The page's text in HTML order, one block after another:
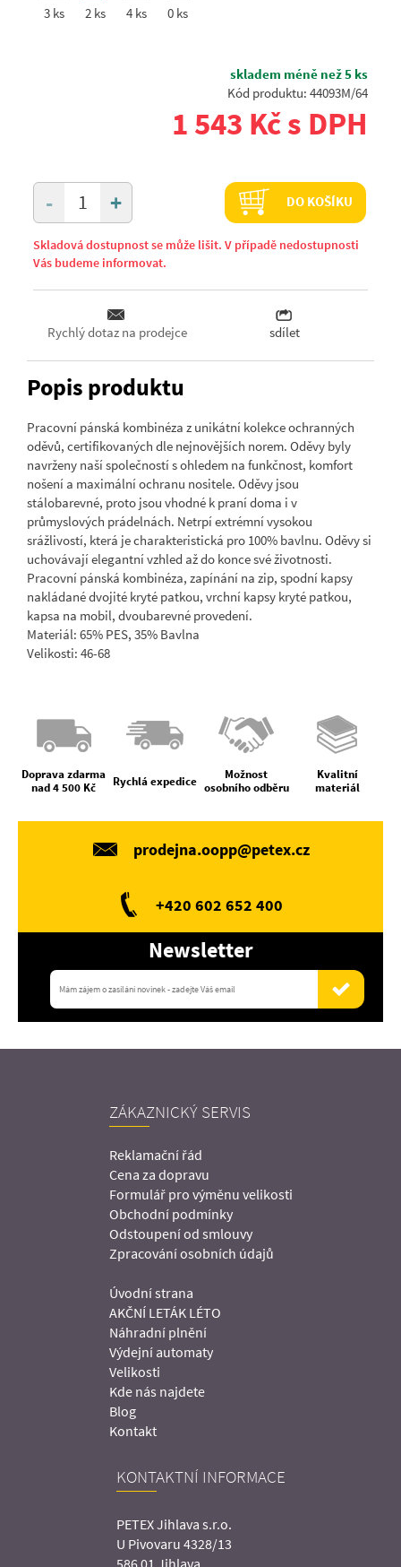
3 ks
2 ks
4 ks
0 ks
skladem méně než 5 ks
Kód produktu: 44093M/64
1 543 Kč s DPH
+
- DO KOŠÍKU
Skladová dostupnost se může lišit. V případě nedostupnosti
Vás budeme informovat.
Rychlý dotaz na prodejce sdílet
Popis produktu
Pracovní pánská kombinéza z unikátní kolekce ochranných
oděvů, certifikovaných dle nejnovějších norem. Oděvy byly
navrženy naší společností s ohledem na funkčnost, komfort
nošení a maximální ochranu nositele. Oděvy jsou
stálobarevné, proto jsou vhodné k praní doma i v
průmyslových prádelnách. Netrpí extrémní vysokou
srážlivostí, která je charakteristická pro 100% bavlnu. Oděvy si
uchovávají elegantní vzhled až do konce své životnosti.
Pracovní pánská kombinéza, zapínání na zip, spodní kapsy
nakládané dvojité kryté patkou, vrchní kapsy kryté patkou,
kapsa na mobil, dvoubarevné provedení.
Materiál: 65% PES, 35% Bavlna
Velikosti: 46-68
Doprava zdarma
nad 4 500 Kč
Rychlá expedice
Možnost
osobního odběru
Kvalitní
materiál
prodejna.oopp@petex.cz
+420 602 652 400
Newsletter
ZÁKAZNICKÝ SERVIS
Reklamační řád
Cena za dopravu
Formulář pro výměnu velikosti
Obchodní podmínky
Odstoupení od smlouvy
Zpracování osobních údajů
Úvodní strana
AKČNÍ LETÁK LÉTO
Náhradní plnění
Výdejní automaty
Velikosti
Kde nás najdete
Blog
Kontakt
KONTAKTNÍ INFORMACE
PETEX Jihlava s.r.o.
U Pivovaru 4328/13